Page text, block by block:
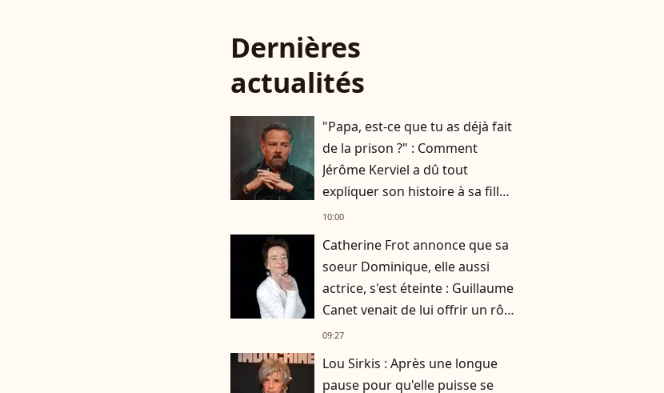
Dernières
actualités
"Papa, est-ce que tu as déjà fait
de la prison ?" : Comment
Jérôme Kerviel a dû tout
expliquer son histoire à sa fille
de 7 ans
10:00
Catherine Frot annonce que sa
soeur Dominique, elle aussi
actrice, s'est éteinte : Guillaume
Canet venait de lui offrir un rôle
dans son film avec Marion
09:27
Lou Sirkis : Après une longue
pause pour qu'elle puisse se